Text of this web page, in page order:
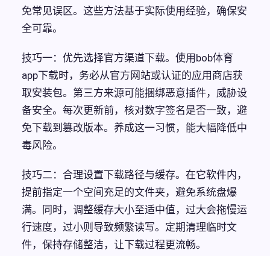
免常见误区。这些方法基于实际使用经验，确保安
全可靠。
技巧一：优先选择官方渠道下载。使用bob体育
app下载时，务必从官方网站或认证的应用商店获
取安装包。第三方来源可能捆绑恶意插件，威胁设
备安全。每次更新前，核对数字签名是否一致，避
免下载到篡改版本。养成这一习惯，能大幅降低中
毒风险。
技巧二：合理设置下载路径与缓存。在它软件内，
提前指定一个空间充足的文件夹，避免系统盘爆
满。同时，调整缓存大小至适中值，过大会拖慢运
行速度，过小则导致频繁读写。定期清理临时文
件，保持存储整洁，让下载过程更流畅。